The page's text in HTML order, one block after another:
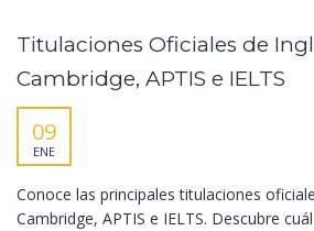
Titulaciones Oficiales de
Cambridge, APTIS e IELTS
09
ENE
Conoce las principales titulaciones
Cambridge, APTIS e IELTS. Descubre